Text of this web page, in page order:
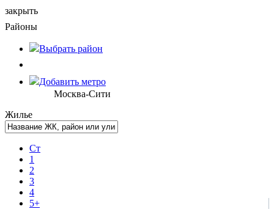
закрыть
Районы
Выбрать район
Добавить метро
Москва-Сити
Жилье
Ст
1
2
3
4
5+